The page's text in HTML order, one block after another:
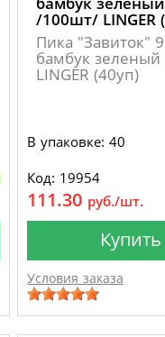
/100шт/ LINGER
Пика "Завиток"
бамбук
LINGER (40уп)
В упаковке: 40
Код: 19954
111.30 руб./шт.
Купить
Условия заказа